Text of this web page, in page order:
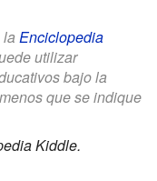
Enciclopedia
utilizar
bajo la
que se indique
Kiddle.